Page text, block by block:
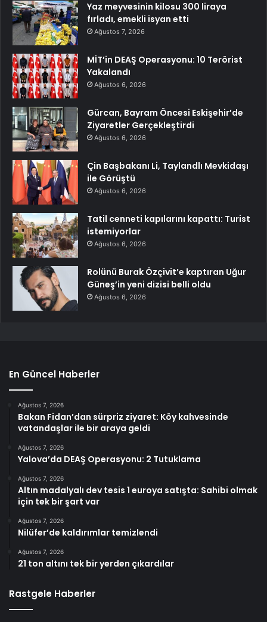
Yaz meyvesinin kilosu 300 liraya
fırladı, emekli isyan etti
Ağustos 7, 2026
MİT’in DEAŞ Operasyonu: 10 Terörist
Yakalandı
Ağustos 6, 2026
Gürcan, Bayram Öncesi Eskişehir’de
Ziyaretler Gerçekleştirdi
Ağustos 6, 2026
Çin Başbakanı Li, Taylandlı Mevkidaşı
ile Görüştü
Ağustos 6, 2026
Tatil cenneti kapılarını kapattı: Turist
istemiyorlar
Ağustos 6, 2026
Rolünü Burak Özçivit’e kaptıran Uğur
Güneş’in yeni dizisi belli oldu
Ağustos 6, 2026
En Güncel Haberler
Ağustos 7, 2026
Bakan Fidan’dan sürpriz ziyaret: Köy kahvesinde
vatandaşlar ile bir araya geldi
Ağustos 7, 2026
Yalova’da DEAŞ Operasyonu: 2 Tutuklama
Ağustos 7, 2026
Altın madalyalı dev tesis 1 euroya satışta: Sahibi olmak
için tek bir şart var
Ağustos 7, 2026
Nilüfer’de kaldırımlar temizlendi
Ağustos 7, 2026
21 ton altını tek bir yerden çıkardılar
Rastgele Haberler